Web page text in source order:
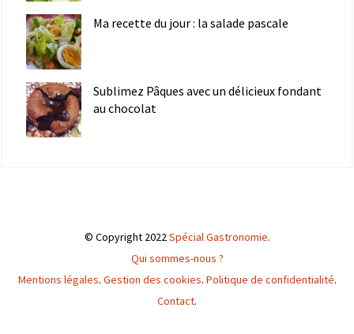
Ma recette du jour : la salade pascale
Sublimez Pâques avec un délicieux fondant
au chocolat
© Copyright 2022Spécial Gastronomie.
Qui sommes-nous ?
Mentions légales. Gestion des cookies. Politique de confidentialité.
Contact.